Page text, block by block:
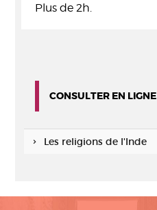
Plus de 2h.
CONSULTER EN LIGNE
Les religions de l'Inde